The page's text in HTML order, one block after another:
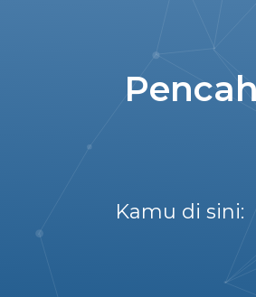
Kamu di sini: